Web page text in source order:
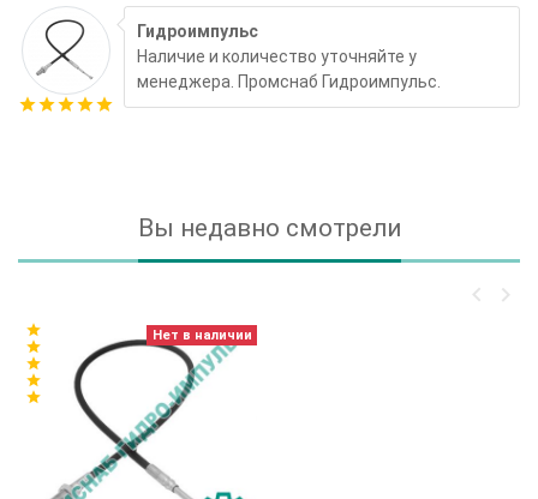
starstarstarstarstar
Гидроимпульс
Наличие и количество уточняйте у
менеджера. Промснаб Гидроимпульс.
Вы недавно смотрели
keyboard_arrow_left keyboard_arrow_right
Нет в наличии
star
star
star
star
star